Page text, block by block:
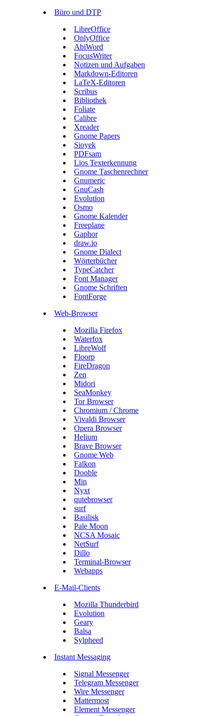
Büro und DTP
LibreOffice
OnlyOffice
AbiWord
FocusWriter
Notizen und Aufgaben
Markdown-Editoren
LaTeX-Editoren
Scribus
Bibliothek
Foliate
Calibre
Xreader
Gnome Papers
Sioyek
PDFsam
Lios Texterkennung
Gnome Taschenrechner
Gnumeric
GnuCash
Evolution
Osmo
Gnome Kalender
Freeplane
Gaphor
draw.io
Gnome Dialect
Wörterbücher
TypeCatcher
Font Manager
Gnome Schriften
FontForge
Web-Browser
Mozilla Firefox
Waterfox
LibreWolf
Floorp
FireDragon
Zen
Midori
SeaMonkey
Tor Browser
Chromium / Chrome
Vivaldi Browser
Opera Browser
Helium
Brave Browser
Gnome Web
Falkon
Dooble
Min
Nyxt
qutebrowser
surf
Basilisk
Pale Moon
NCSA Mosaic
NetSurf
Dillo
Terminal-Browser
Webapps
E-Mail-Clients
Mozilla Thunderbird
Evolution
Geary
Balsa
Sylpheed
Instant Messaging
Signal Messenger
Telegram Messenger
Wire Messenger
Mattermost
Element Messenger